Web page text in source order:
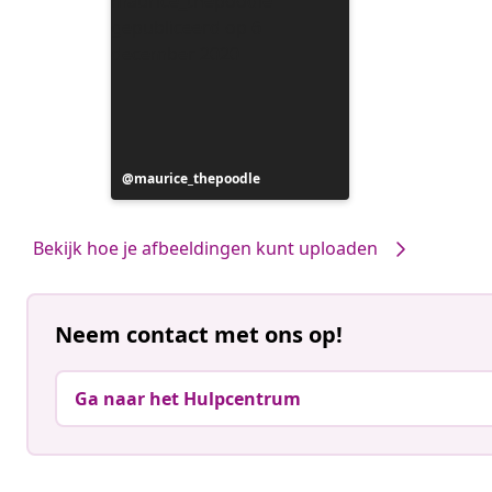
Bericht
gepubliceerd
maurice_thepoodle
Bekijk hoe je afbeeldingen kunt uploaden
Neem contact met ons op!
Ga naar het Hulpcentrum